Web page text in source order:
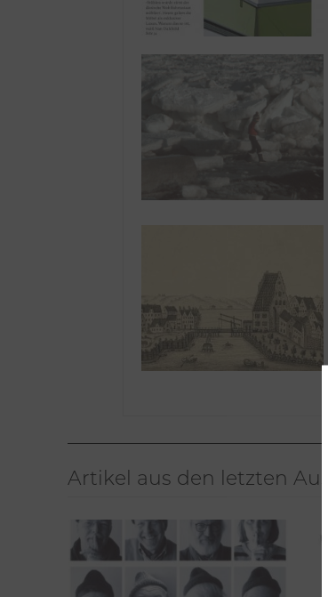
Artikel aus den letzten